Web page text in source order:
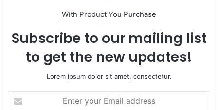
With Product You Purchase
Subscribe to our mailing list
to get the new updates!
Lorem ipsum dolor sit amet, consectetur.
your